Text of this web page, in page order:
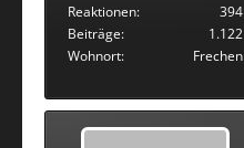
Reaktionen
394
Beiträge
1.122
Wohnort
Frechen